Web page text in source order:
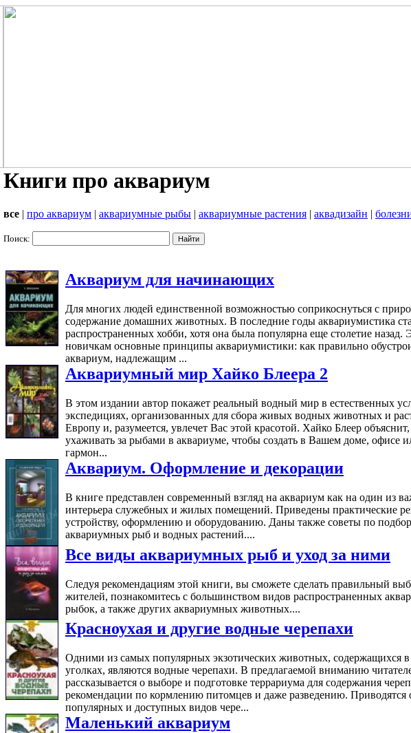
Книги про аквариум
все | про аквариум | аквариумные рыбы | аквариумные растения | аквадизайн |
Поиск:
Аквариум для начинающих
Для многих людей единственной возможностью соприкоснуться с
содержание домашних животных. В последние годы аквариумистика
распространенных хобби, хотя она была популярна еще столетие назад.
новичкам основные принципы аквариумистики: как правильно
аквариум, надлежащим ...
Аквариумный мир Хайко Блеера 2
В этом издании автор покажет реальный водный мир в естественных
экспедициях, организованных для сбора живых водных животных и
Европу и, разумеется, увлечет Вас этой красотой. Хайко Блеер объяснит,
ухаживать за рыбами в аквариуме, чтобы создать в Вашем доме, офисе
гармон...
Аквариум. Оформление и декорации
В книге представлен современный взгляд на аквариум как на один из
интерьера служебных и жилых помещений. Приведены практические
устройству, оформлению и оборудованию. Даны также советы по
аквариумных рыб и водных растений....
Все виды аквариумных рыб и уход за ними
Следуя рекомендациям этой книги, вы сможете сделать правильный
жителей, познакомитесь с большинством видов распространенных
рыбок, а также других аквариумных животных....
Красноухая и другие водные черепахи
Одними из самых популярных экзотических животных, содержащихся
уголках, являются водные черепахи. В предлагаемой вниманию
рассказывается о выборе и подготовке террариума для содержания
рекомендации по кормлению питомцев и даже разведению. Приводятся
популярных и доступных видов чере...
Маленький аквариум